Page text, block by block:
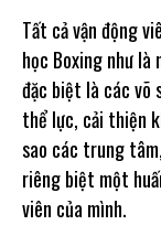
Tất cả vận động
học Boxing như
đặc biệt là các võ
thể lực, cải thiện
sao các trung
riêng biệt một
viên của mình.